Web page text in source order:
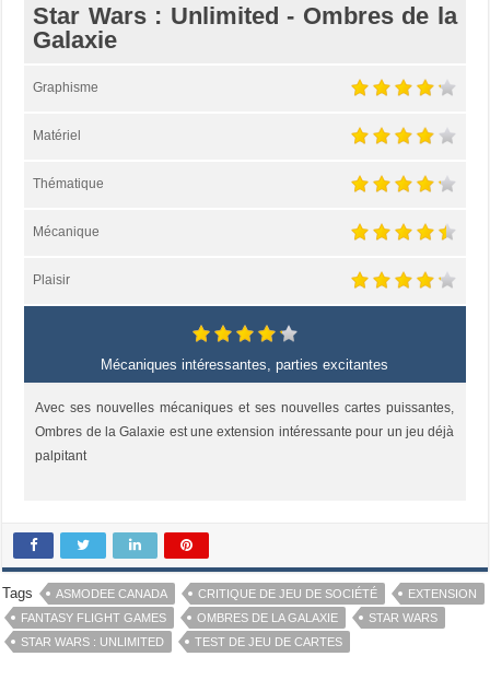
Star Wars : Unlimited - Ombres de la
Galaxie
Graphisme
Matériel
Thématique
Mécanique
Plaisir
Mécaniques intéressantes, parties excitantes
Avec ses nouvelles mécaniques et ses nouvelles cartes puissantes,
Ombres de la Galaxie est une extension intéressante pour un jeu déjà
palpitant
Tags ASMODEE CANADA CRITIQUE DE JEU DE SOCIÉTÉ
EXTENSION
FANTASY FLIGHT GAMES
OMBRES DE LA GALAXIE
STAR WARS
STAR WARS : UNLIMITED
TEST DE JEU DE CARTES